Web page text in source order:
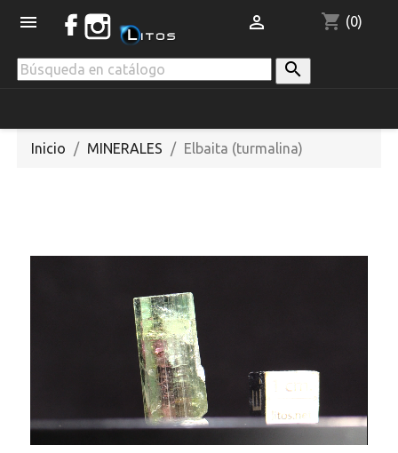
 shopping_cart (0)


Inicio MINERALES Elbaita (turmalina)